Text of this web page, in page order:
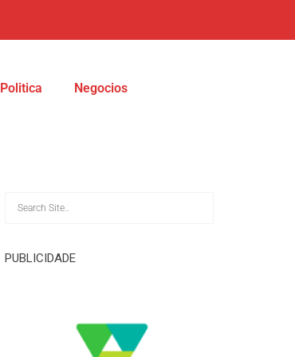
Politica Negocios
PUBLICIDADE